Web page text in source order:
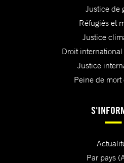
Justice de
Réfugiés et
Justice
Droit
Justice
Peine de mort
Par pays